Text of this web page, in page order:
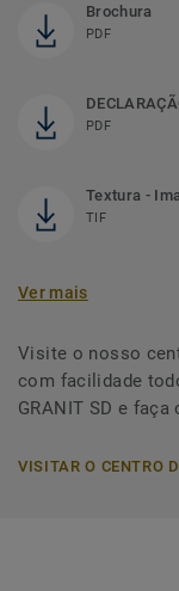
Brochura
PDF
PDF
Textura -
TIF
Ver mais
Visite o nosso
com facilidade
GRANIT SD e faça
VISITAR O CENTRO